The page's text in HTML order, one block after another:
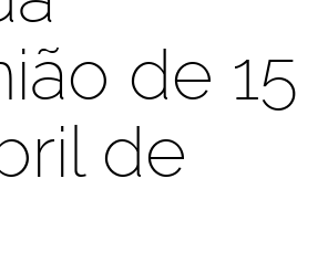
de 15
de